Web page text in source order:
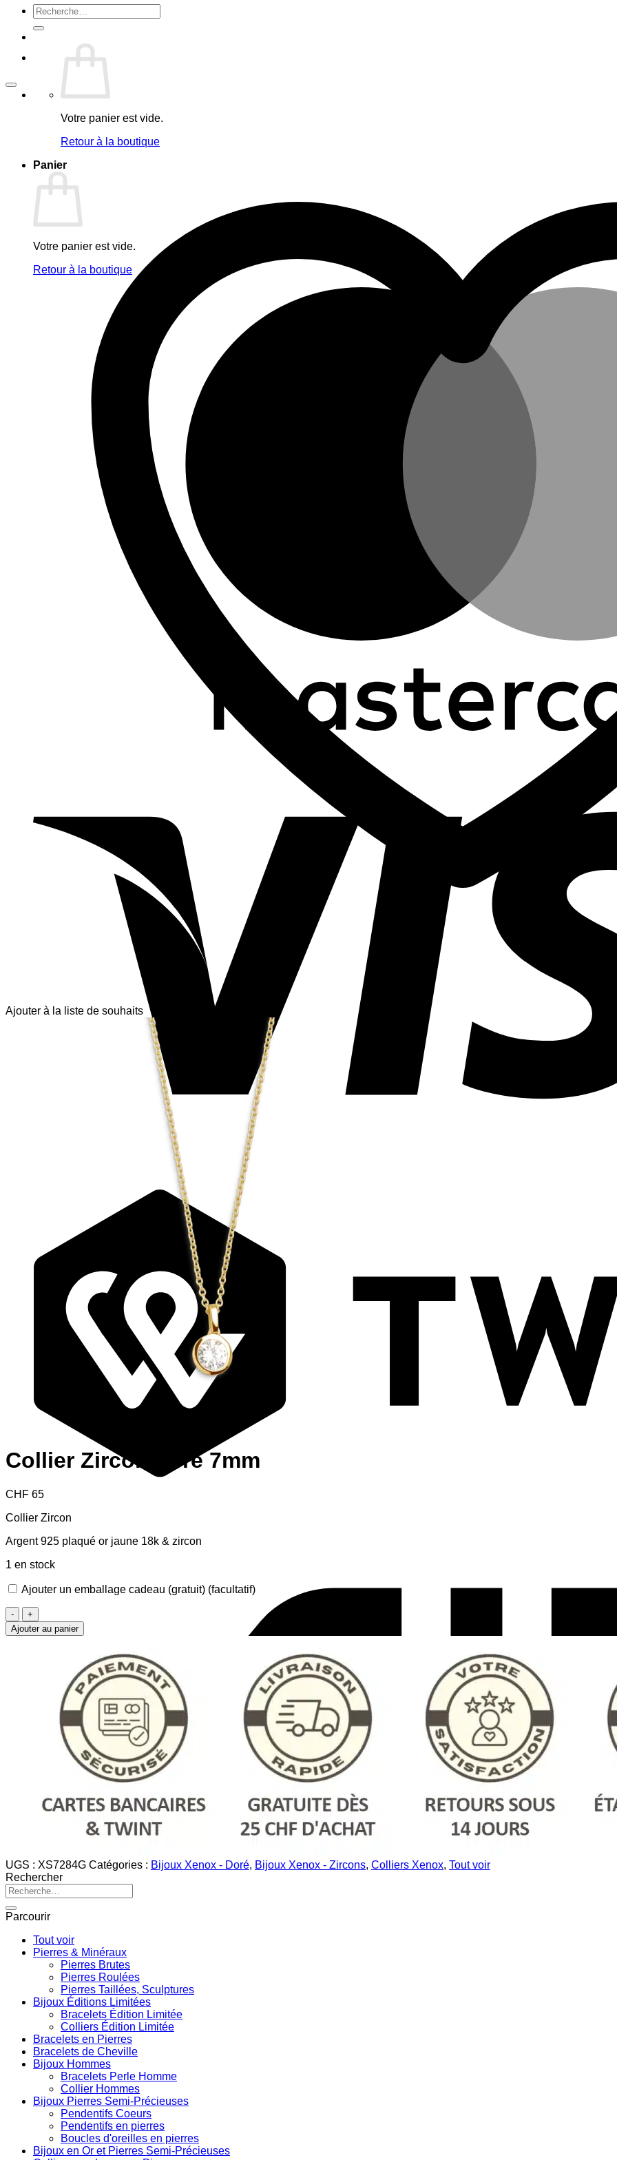
Recherche
pour :
Votre panier est vide.
Retour à la boutique
Panier
Votre panier est vide.
Retour à la boutique
Ajouter à la liste de souhaits
Collier Zircon doré 7mm
CHF 65
Collier Zircon
Argent 925 plaqué or jaune 18k & zircon
1 en stock
Ajouter un emballage cadeau (gratuit) (facultatif)
quantité
de
Collier
Ajouter au panier
UGS : XS7284G Catégories : Bijoux Xenox - Doré, Bijoux Xenox - Zircons, Colliers Xenox, Tout voir
Rechercher
Recherche
pour :
Parcourir
Tout voir
Pierres & Minéraux
Pierres Brutes
Pierres Roulées
Pierres Taillées, Sculptures
Bijoux Éditions Limitées
Bracelets Édition Limitée
Colliers Édition Limitée
Bracelets en Pierres
Bracelets de Cheville
Bijoux Hommes
Bracelets Perle Homme
Collier Hommes
Bijoux Pierres Semi-Précieuses
Pendentifs Coeurs
Pendentifs en pierres
Boucles d'oreilles en pierres
Bijoux en Or et Pierres Semi-Précieuses